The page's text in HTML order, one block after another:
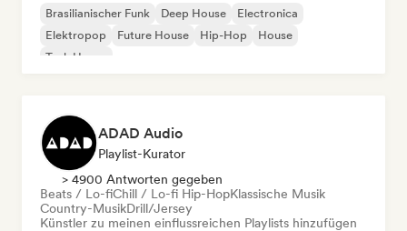
Brasilianischer Funk Deep House
Electronica
Elektropop
Future House Hip-Hop
House
Tech House
ADAD Audio
Playlist-Kurator
> 4900 Antworten gegeben
Beats / Lo-fiChill / Lo-fi Hip-HopKlassische Musik
Country-MusikDrill/Jersey
Künstler zu meinen einflussreichen Playlists hinzufügen